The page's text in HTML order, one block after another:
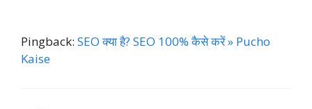
Pingback: SEO क्या है? SEO 100% कैसे करें » Pucho
Kaise